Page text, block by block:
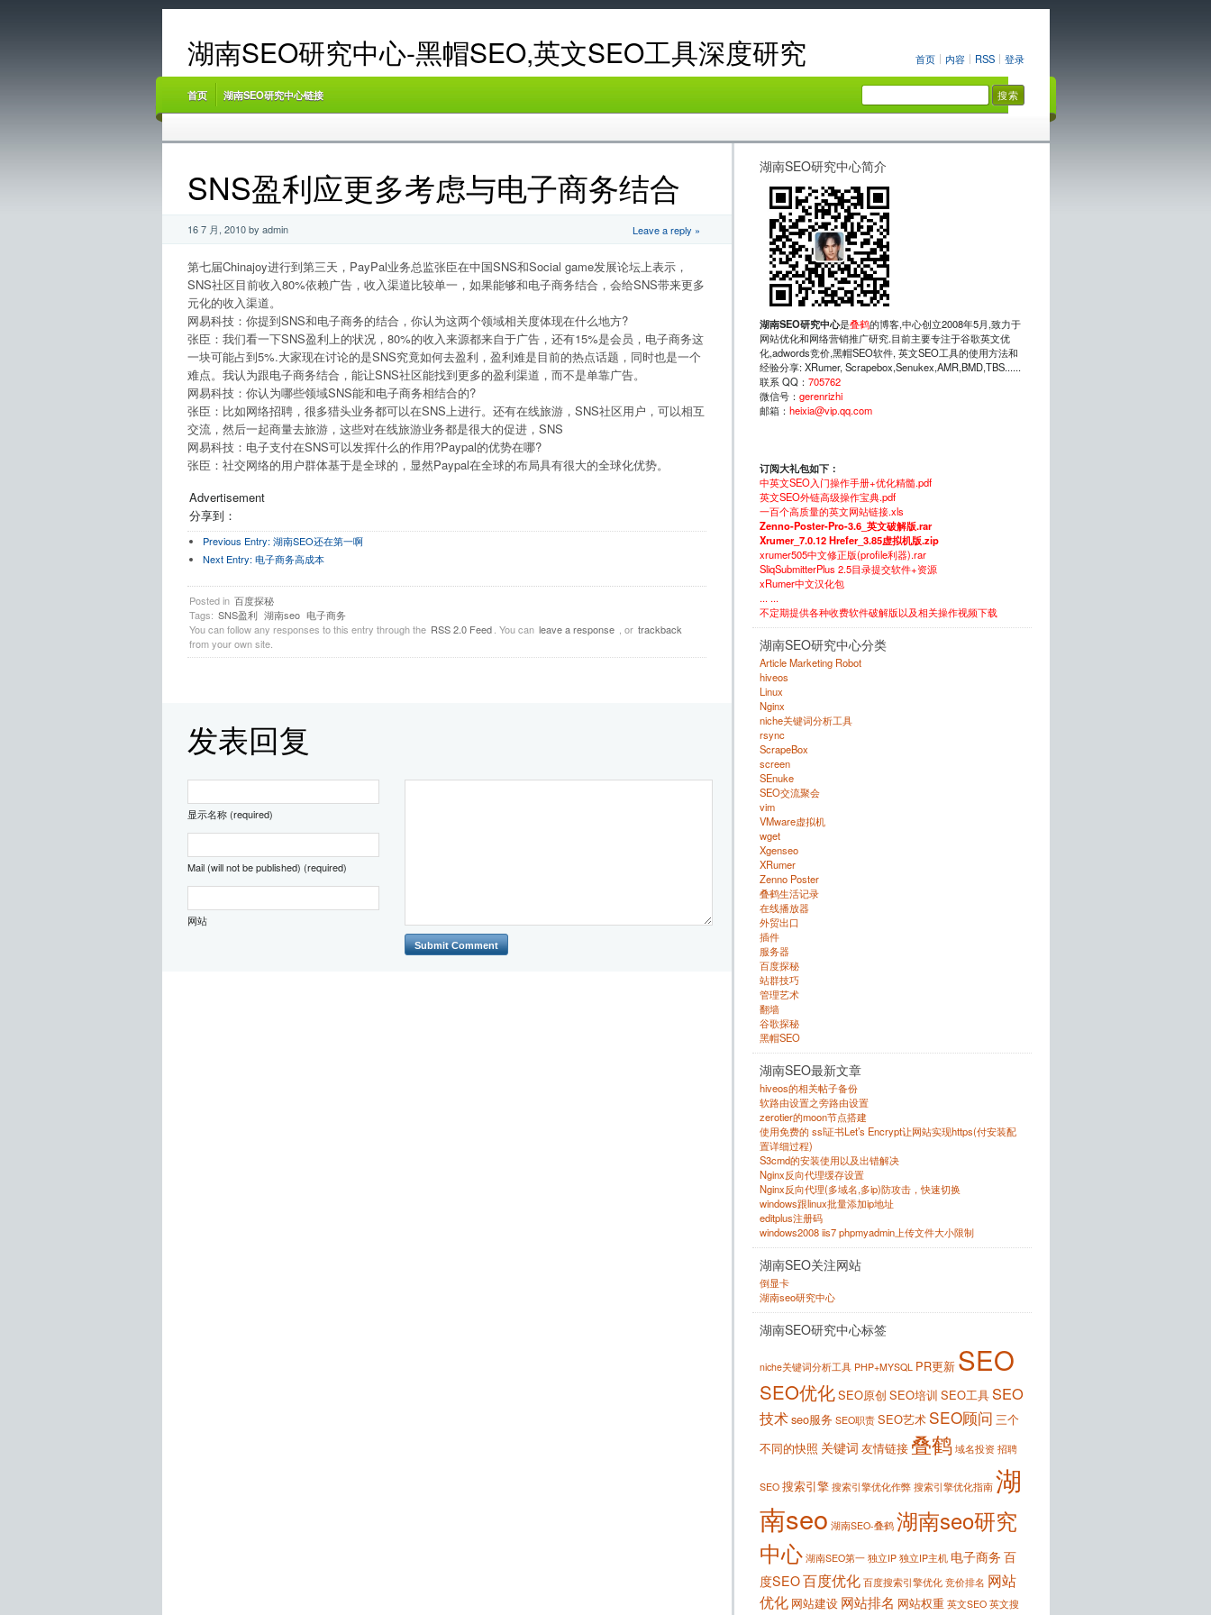
首页 内容 RSS 登录
湖南SEO研究中心-黑帽SEO,英文SEO工具深度研究
首页 湖南SEO研究中心链接
SNS盈利应更多考虑与电子商务结合
16 7 月, 2010 by admin Leave a reply »
第七届Chinajoy进行到第三天，PayPal业务总监张臣在中国SNS和Social game发展论坛上表示，
SNS社区目前收入80%依赖广告，收入渠道比较单一，如果能够和电子商务结合，会给SNS带来更多
元化的收入渠道。
网易科技：你提到SNS和电子商务的结合，你认为这两个领域相关度体现在什么地方?
张臣：我们看一下SNS盈利上的状况，80%的收入来源都来自于广告，还有15%是会员，电子商务这
一块可能占到5%.大家现在讨论的是SNS究竟如何去盈利，盈利难是目前的热点话题，同时也是一个
难点。我认为跟电子商务结合，能让SNS社区能找到更多的盈利渠道，而不是单靠广告。
网易科技：你认为哪些领域SNS能和电子商务相结合的?
张臣：比如网络招聘，很多猎头业务都可以在SNS上进行。还有在线旅游，SNS社区用户，可以相互
交流，然后一起商量去旅游，这些对在线旅游业务都是很大的促进，SNS
网易科技：电子支付在SNS可以发挥什么的作用?Paypal的优势在哪?
张臣：社交网络的用户群体基于是全球的，显然Paypal在全球的布局具有很大的全球化优势。
Advertisement
分享到：
Previous Entry: 湖南SEO还在第一啊
Next Entry: 电子商务高成本
Posted in 百度探秘
Tags: SNS盈利 湖南seo 电子商务
You can follow any responses to this entry through the RSS 2.0 Feed . You can leave a response , or trackback
from your own site.
发表回复
显示名称 (required)
Mail (will not be published) (required)
网站
湖南SEO研究中心简介
湖南SEO研究中心是叠鹤的博客,中心创立2008年5月,致力于
网站优化和网络营销推广研究.目前主要专注于谷歌英文优
化,adwords竞价,黑帽SEO软件, 英文SEO工具的使用方法和
经验分享: XRumer, Scrapebox,Senukex,AMR,BMD,TBS......
联系 QQ： 705762
微信号： gerenrizhi
邮箱： heixia@vip.qq.com
订阅大礼包如下：
中英文SEO入门操作手册+优化精髓.pdf
英文SEO外链高级操作宝典.pdf
一百个高质量的英文网站链接.xls
Zenno-Poster-Pro-3.6_英文破解版.rar
Xrumer_7.0.12 Hrefer_3.85虚拟机版.zip
xrumer505中文修正版(profile利器).rar
SliqSubmitterPlus 2.5目录提交软件+资源
xRumer中文汉化包
... ...
不定期提供各种收费软件破解版以及相关操作视频下载
湖南SEO研究中心分类
Article Marketing Robot
hiveos
Linux
Nginx
niche关键词分析工具
rsync
ScrapeBox
screen
SEnuke
SEO交流聚会
vim
VMware虚拟机
wget
Xgenseo
XRumer
Zenno Poster
叠鹤生活记录
在线播放器
外贸出口
插件
服务器
百度探秘
站群技巧
管理艺术
翻墙
谷歌探秘
黑帽SEO
湖南SEO最新文章
hiveos的相关帖子备份
软路由设置之旁路由设置
zerotier的moon节点搭建
使用免费的 ssl证书Let’s Encrypt让网站实现https(付安装配
置详细过程)
S3cmd的安装使用以及出错解决
Nginx反向代理缓存设置
Nginx反向代理(多域名,多ip)防攻击，快速切换
windows跟linux批量添加ip地址
editplus注册码
windows2008 iis7 phpmyadmin上传文件大小限制
湖南SEO关注网站
倒显卡
湖南seo研究中心
湖南SEO研究中心标签
niche关键词分析工具 PHP+MYSQL PR更新 SEO
SEO优化SEO原创 SEO培训 SEO工具 SEO
技术seo服务 SEO职责 SEO艺术 SEO顾问 三个
不同的快照 关键词 友情链接 叠鹤 域名投资 招聘
SEO 搜索引擎 搜索引擎优化作弊 搜索引擎优化指南 湖
南seo 湖南SEO-叠鹤 湖南seo研究
中心 湖南SEO第一 独立IP 独立IP主机 电子商务 百
度SEO百度优化 百度搜索引擎优化 竞价排名 网站
优化 网站建设 网站排名 网站权重 英文SEO 英文搜